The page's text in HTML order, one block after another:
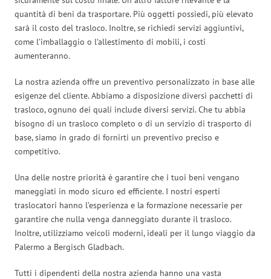
quantità di beni da trasportare. Più oggetti possiedi, più elevato
sarà il costo del trasloco. Inoltre, se richiedi servizi aggiuntivi,
come l’imballaggio o l’allestimento di mobili, i costi
aumenteranno.
La nostra azienda offre un preventivo personalizzato in base alle
esigenze del cliente. Abbiamo a disposizione diversi pacchetti di
trasloco, ognuno dei quali include diversi servizi. Che tu abbia
bisogno di un trasloco completo o di un servizio di trasporto di
base, siamo in grado di fornirti un preventivo preciso e
competitivo.
Una delle nostre priorità è garantire che i tuoi beni vengano
maneggiati in modo sicuro ed efficiente. I nostri esperti
traslocatori hanno l’esperienza e la formazione necessarie per
garantire che nulla venga danneggiato durante il trasloco.
Inoltre, utilizziamo veicoli moderni, ideali per il lungo viaggio da
Palermo a Bergisch Gladbach.
Tutti i dipendenti della nostra azienda hanno una vasta